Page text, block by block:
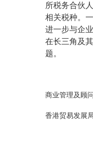
所税务合伙
相关税种。
进一步与企
在长三角及
题。
商业管理及顾
香港贸易发展